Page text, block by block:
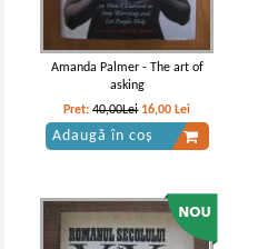
Amanda Palmer - The art of
asking
Pret:40,00Lei 16,00 Lei
Adaugă în coș